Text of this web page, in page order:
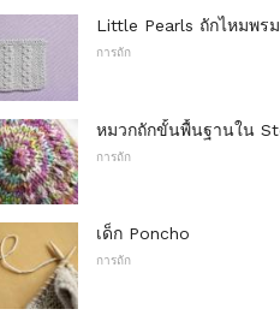
Little Pearls ถักไหมพร
การถัก
หมวกถักขั้นพื้นฐานใน
การถัก
เด็ก Poncho
การถัก